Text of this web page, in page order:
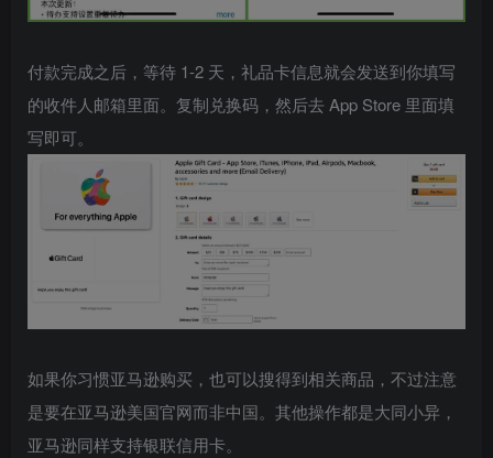
付款完成之后，等待 1-2 天，礼品卡信息就会发送到你填写
的收件人邮箱里面。复制兑换码，然后去 App Store 里面填
写即可。
如果你习惯亚马逊购买，也可以搜得到相关商品，不过注意
是要在亚马逊美国官网而非中国。其他操作都是大同小异，
亚马逊同样支持银联信用卡。